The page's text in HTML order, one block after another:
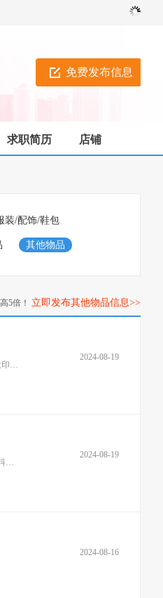
免费发布信息
求职简历 店铺
装/配饰/鞋包
其他物品
5倍！ 立即发布其他物品信息>>
2024-08-19
品牌：园林牌配料：山水数量：1件储藏方式：常温密封避光保存保质期:18个月关于园林品牌饮用水：2、修长简约的瓶身设计大方简洁，突出水的灵动感和洁净感。4、产品参数印在贴
2024-08-19
商品参数品牌：园林牌品名：园林牌汽水口味：柠檬味,橙味规格类型:1瓶/480毫升数量：1瓶或15瓶装产地:苏州储藏方式：常温密封避光保存货号：3保质期:见瓶身购买方式：在抖店搜:
2024-08-16